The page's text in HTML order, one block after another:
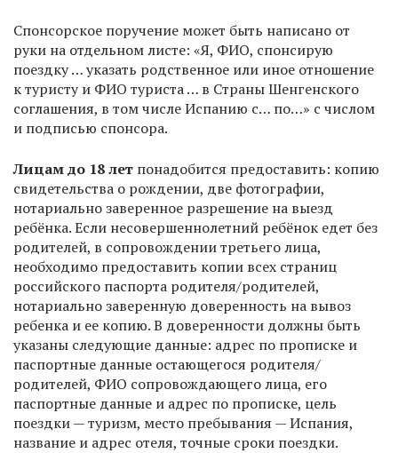
Спонсорское поручение может быть написано от
руки на отдельном листе: «Я, ФИО, спонсирую
поездку … указать родственное или иное отношение
к туристу и ФИО туриста … в Страны Шенгенского
соглашения, в том числе Испанию с… по…» с числом
и подписью спонсора.
Лицам до 18 лет понадобится предоставить: копию
свидетельства о рождении, две фотографии,
нотариально заверенное разрешение на выезд
ребёнка. Если несовершеннолетний ребёнок едет без
родителей, в сопровождении третьего лица,
необходимо предоставить копии всех страниц
российского паспорта родителя/родителей,
нотариально заверенную доверенность на вывоз
ребенка и ее копию. В доверенности должны быть
указаны следующие данные: адрес по прописке и
паспортные данные остающегося родителя/
родителей, ФИО сопровождающего лица, его
паспортные данные и адрес по прописке, цель
поездки — туризм, место пребывания — Испания,
название и адрес отеля, точные сроки поездки.